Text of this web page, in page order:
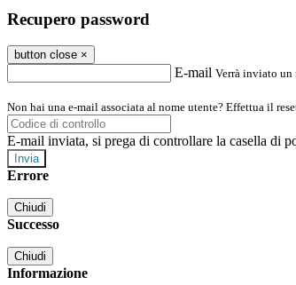
Recupero password
button close ×
E-mail Verrà inviato un
Non hai una e-mail associata al nome utente? Effettua il
E-mail inviata, si prega di controllare la casella di
Errore
Chiudi
Successo
Chiudi
Informazione